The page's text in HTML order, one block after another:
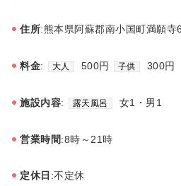
住所:熊本県阿蘇郡南小国町満願寺
料金: 大人 500円 子供 300円
施設内容: 露天風呂 女1・男1
営業時間:8時～21時
定休日 :不定休